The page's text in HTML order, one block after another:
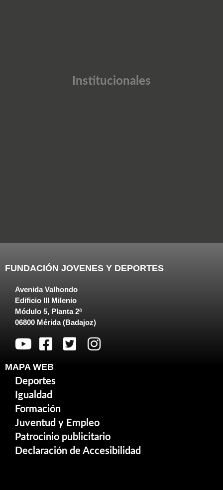
Institucionales
FUNDACIÓN JOVENES Y DEPORTES
Avenida Valhondo
Edificio III Milenio
Módulo 5, Planta 2ª
06800 Mérida (Badajoz)
MAPA WEB
Deportes
Igualdad
Formación
Juventud y Empleo
Patrocinio publicitario
Declaración de Accesibilidad